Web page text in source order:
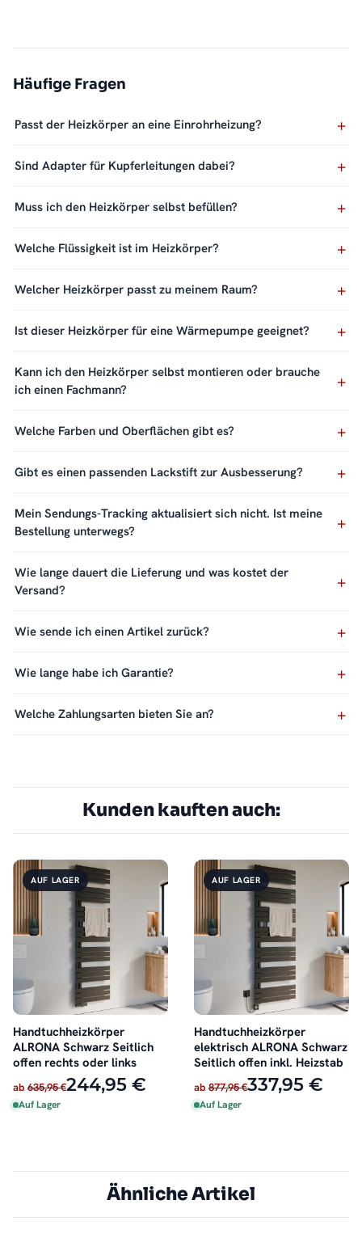
Häufige Fragen
Passt der Heizkörper an eine Einrohrheizung?
Sind Adapter für Kupferleitungen dabei?
Muss ich den Heizkörper selbst befüllen?
Welche Flüssigkeit ist im Heizkörper?
Welcher Heizkörper passt zu meinem Raum?
Ist dieser Heizkörper für eine Wärmepumpe geeignet?
Kann ich den Heizkörper selbst montieren oder brauche
ich einen Fachmann?
Welche Farben und Oberflächen gibt es?
Gibt es einen passenden Lackstift zur Ausbesserung?
Mein Sendungs-Tracking aktualisiert sich nicht. Ist meine
Bestellung unterwegs?
Wie lange dauert die Lieferung und was kostet der
Versand?
Wie sende ich einen Artikel zurück?
Wie lange habe ich Garantie?
Welche Zahlungsarten bieten Sie an?
Kunden kauften auch:
AUF LAGER
Handtuchheizkörper
ALRONA Schwarz Seitlich
offen rechts oder links
ab 635,95 €244,95 €
Auf Lager
AUF LAGER
Handtuchheizkörper
elektrisch ALRONA Schwarz
Seitlich offen inkl. Heizstab
ab 877,95 €337,95 €
Auf Lager
Ähnliche Artikel